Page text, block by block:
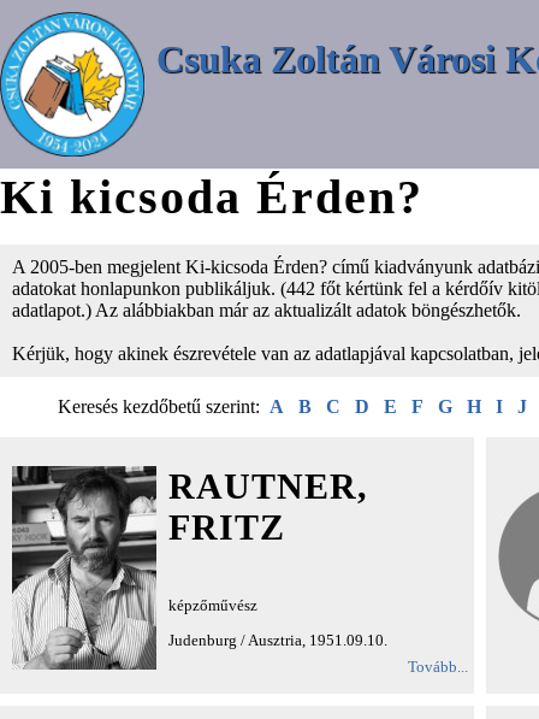
Csuka Zoltán Városi
Ki kicsoda Érden?
A 2005-ben megjelent Ki-kicsoda Érden? című kiadványunk
adatokat honlapunkon publikáljuk. (442 főt kértünk fel a kérdőív
adatlapot.) Az alábbiakban már az aktualizált adatok böngészhetők.
Kérjük, hogy akinek észrevétele van az adatlapjával kapcsolatban,
Keresés kezdőbetű szerint: A B C D E F G H I J
RAUTNER,
FRITZ
képzőművész
Judenburg / Ausztria, 1951.09.10.
Tovább...